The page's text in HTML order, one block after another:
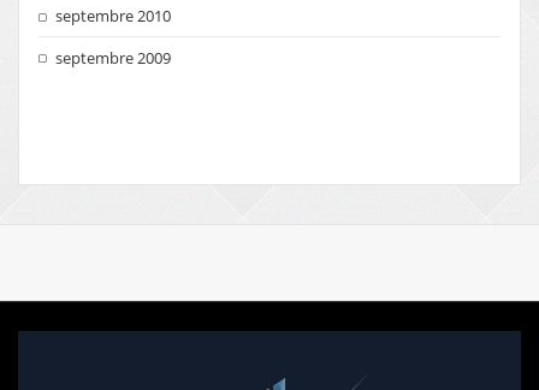
septembre 2010
septembre 2009